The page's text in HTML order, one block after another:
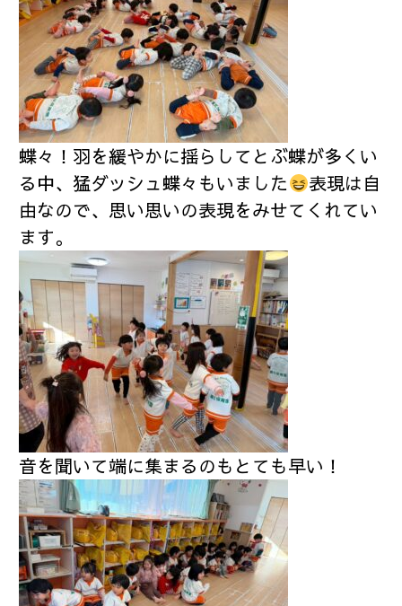
蝶々！羽を緩やかに揺らしてとぶ蝶が多くい
る中、猛ダッシュ蝶々もいました
表現は自
由なので、思い思いの表現をみせてくれてい
ます。
音を聞いて端に集まるのもとても早い！